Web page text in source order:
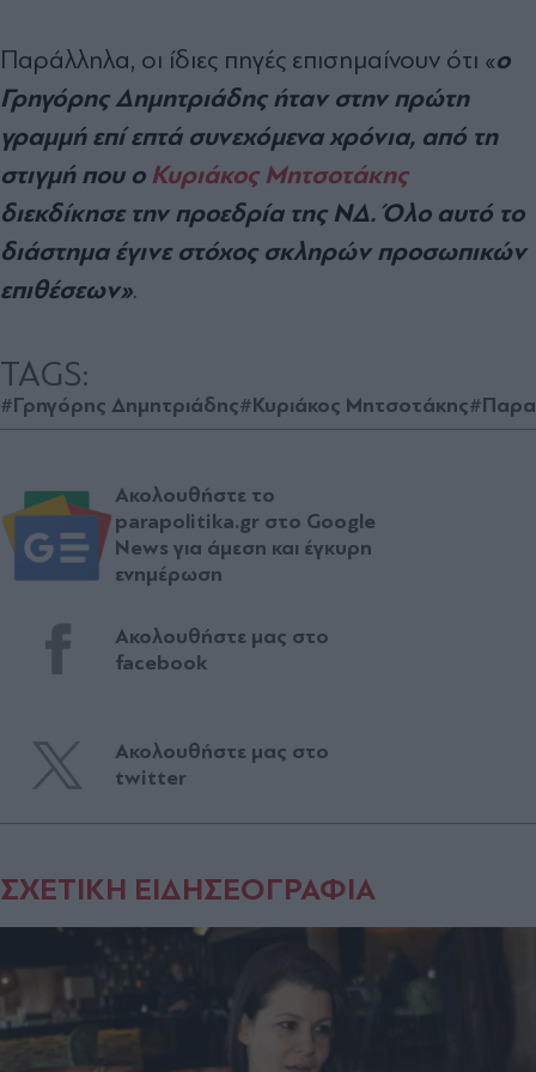
Παράλληλα, οι ίδιες πηγές επισημαίνουν ότι «ο
Γρηγόρης Δημητριάδης ήταν στην πρώτη
γραμμή επί επτά συνεχόμενα χρόνια, από τη
στιγμή που ο Κυριάκος Μητσοτάκης
διεκδίκησε την προεδρία της ΝΔ. Όλο αυτό το
διάστημα έγινε στόχος σκληρών προσωπικών
επιθέσεων».
TAGS:
#Γρηγόρης Δημητριάδης#Κυριάκος Μητσοτάκης
Ακολουθήστε το
parapolitika.gr στο Google
News για άμεση και έγκυρη
ενημέρωση
Ακολουθήστε μας στο
facebook
Ακολουθήστε μας στο
twitter
ΣΧΕΤΙΚΗ ΕΙΔΗΣΕΟΓΡΑΦΙΑ